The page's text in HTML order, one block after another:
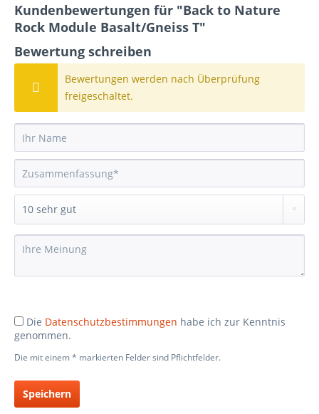
Kundenbewertungen für "Back to Nature
Rock Module Basalt/Gneiss T"
Bewertung schreiben
Bewertungen werden nach Überprüfung
freigeschaltet.
Die Datenschutzbestimmungen habe ich zur Kenntnis
genommen.
Die mit einem * markierten Felder sind Pflichtfelder.
Speichern